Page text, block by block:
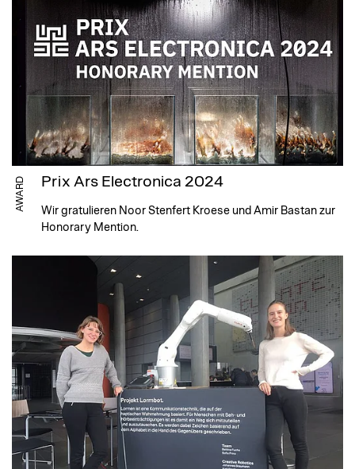
AWARD Prix Ars Electronica 2024
Wir gratulieren Noor Stenfert Kroese und Amir Bastan zur
Honorary Mention.